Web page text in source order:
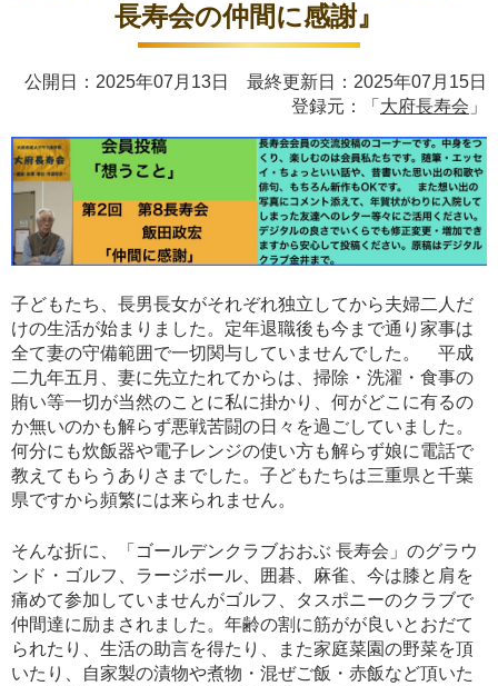
長寿会の仲間に感謝』
公開日：2025年07月13日 最終更新日：2025年07月15日
登録元：「 大府長寿会 」
子どもたち、長男長女がそれぞれ独立してから夫婦二人だ
けの生活が始まりました。定年退職後も今まで通り家事は
全て妻の守備範囲で一切関与していませんでした。 平成
二九年五月、妻に先立たれてからは、掃除・洗濯・食事の
賄い等一切が当然のことに私に掛かり、何がどこに有るの
か無いのかも解らず悪戦苦闘の日々を過ごしていました。
何分にも炊飯器や電子レンジの使い方も解らず娘に電話で
教えてもらうありさまでした。子どもたちは三重県と千葉
県ですから頻繁には来られません。
そんな折に、「ゴールデンクラブおおぶ 長寿会」のグラウ
ンド・ゴルフ、ラージボール、囲碁、麻雀、今は膝と肩を
痛めて参加していませんがゴルフ、タスポニーのクラブで
仲間達に励まされました。年齢の割に筋がが良いとおだて
られたり、生活の助言を得たり、また家庭菜園の野菜を頂
いたり、自家製の漬物や煮物・混ぜご飯・赤飯など頂いた